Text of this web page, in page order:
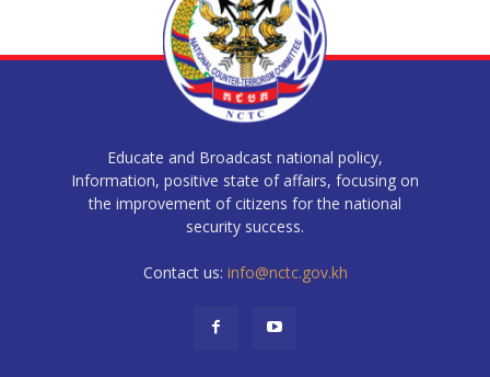
Educate and Broadcast national policy,
Information, positive state of affairs, focusing on
the improvement of citizens for the national
security success.
Contact us: info@nctc.gov.kh